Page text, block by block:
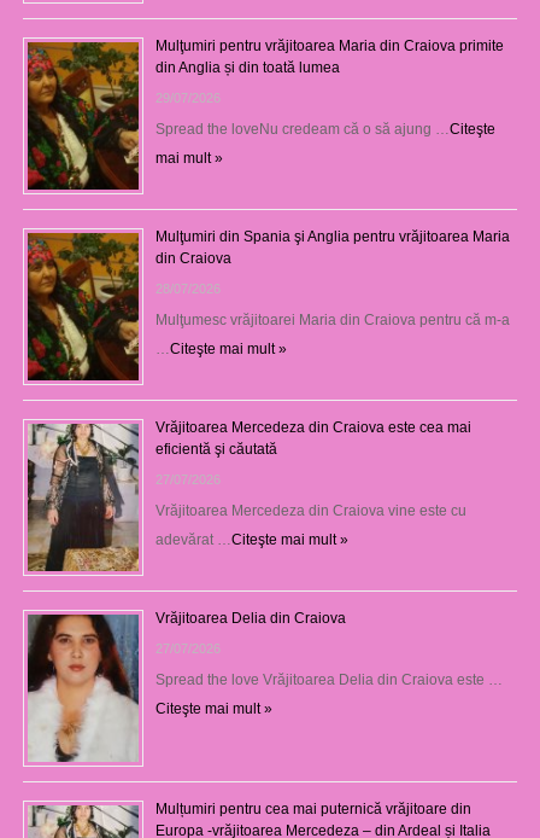
Mulţumiri pentru vrăjitoarea Maria din Craiova primite
din Anglia și din toată lumea
29/07/2026
Spread the loveNu credeam că o să ajung …Citeşte
mai mult »
Mulţumiri din Spania şi Anglia pentru vrăjitoarea Maria
din Craiova
28/07/2026
Mulţumesc vrăjitoarei Maria din Craiova pentru că m-a
…Citeşte mai mult »
Vrăjitoarea Mercedeza din Craiova este cea mai
eficientă şi căutată
27/07/2026
Vrăjitoarea Mercedeza din Craiova vine este cu
adevărat …Citeşte mai mult »
Vrăjitoarea Delia din Craiova
27/07/2026
Spread the love Vrăjitoarea Delia din Craiova este …
Citeşte mai mult »
Mulțumiri pentru cea mai puternică vrăjitoare din
Europa -vrăjitoarea Mercedeza – din Ardeal și Italia